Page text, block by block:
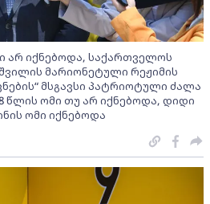
არ იქნებოდა, საქართველოს
მარიონეტული რეჟიმის
მსგავსი პატრიოტული ძალა
წლის ომი თუ არ იქნებოდა, დიდი
ომი იქნებოდა